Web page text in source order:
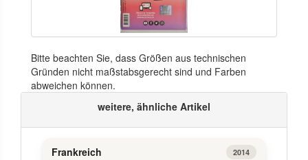
Bitte beachten Sie, dass Größen aus technischen
Gründen nicht maßstabsgerecht sind und Farben
abweichen können.
weitere, ähnliche Artikel
Frankreich 2014